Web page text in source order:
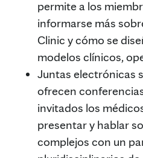
permite a los
informarse más
Clinic y cómo se
modelos clínicos,
Juntas electrónicas
ofrecen
invitados los
presentar y hablar
complejos con un